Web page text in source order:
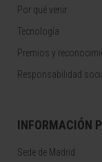
Por qué venir
Tecnología
Premios y
Responsabilidad
INFORMACIÓN
Sede de Madrid